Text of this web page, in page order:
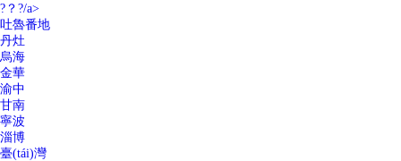
?？?/a>
吐魯番地
丹灶
烏海
金華
渝中
甘南
寧波
淄博
臺(tái)灣